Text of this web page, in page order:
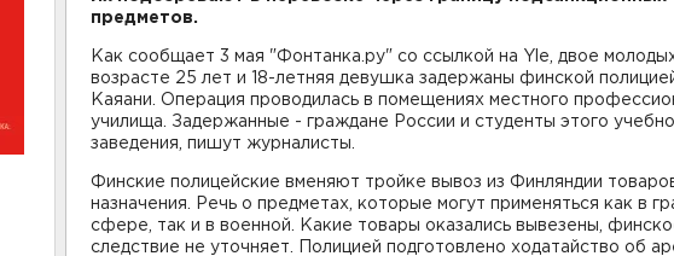
предметов.
Как сообщает 3 мая "Фонтанка.ру" со ссылкой на Yle, двое
возрасте 25 лет и 18-летняя девушка задержаны финской
Каяани. Операция проводилась в помещениях местного
училища. Задержанные - граждане России и студенты этого
заведения, пишут журналисты.
Финские полицейские вменяют тройке вывоз из Финляндии
назначения. Речь о предметах, которые могут применяться как в
сфере, так и в военной. Какие товары оказались вывезены,
следствие не уточняет. Полицией подготовлено ходатайство об